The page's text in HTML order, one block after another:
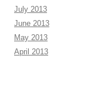
July 2013
June 2013
May 2013
April 2013